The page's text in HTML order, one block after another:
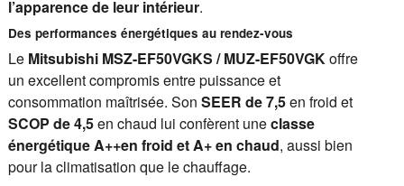
l’apparence de leur intérieur.
Des performances énergétiques au rendez-vous
Le Mitsubishi MSZ-EF50VGKS / MUZ-EF50VGKoffre
un excellent compromis entre puissance et
consommation maîtrisée. Son SEER de 7,5en froid et
SCOP de 4,5en chaud lui confèrent uneclasse
énergétique A++en froid etA+ en chaud, aussi bien
pour la climatisation que le chauffage.